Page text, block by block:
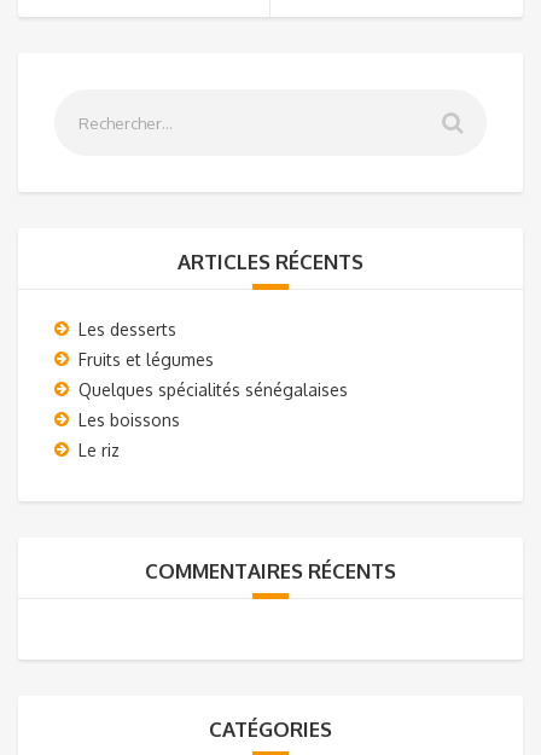
ARTICLES RÉCENTS
Les desserts
Fruits et légumes
Quelques spécialités sénégalaises
Les boissons
Le riz
COMMENTAIRES RÉCENTS
CATÉGORIES